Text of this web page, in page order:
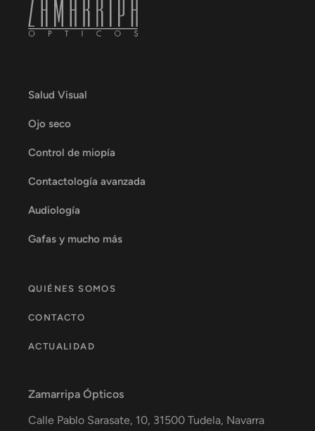
Salud Visual
Ojo seco
Control de miopía
Contactología avanzada
Audiología
Gafas y mucho más
QUIÉNES SOMOS
CONTACTO
ACTUALIDAD
Zamarripa Ópticos
Calle Pablo Sarasate, 10, 31500 Tudela, Navarra